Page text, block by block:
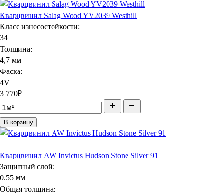
Кварцвинил Salag Wood YV2039 Westhill
Класс износостойкости:
34
Толщина:
4,7 мм
Фаска:
4V
3 770₽
В корзину
Кварцвинил AW Invictus Hudson Stone Silver 91
Защитный слой:
0.55 мм
Общая толщина: